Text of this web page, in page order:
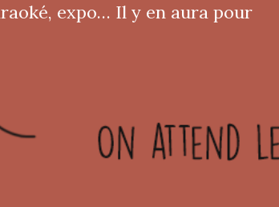
expo… Il y en aura pour